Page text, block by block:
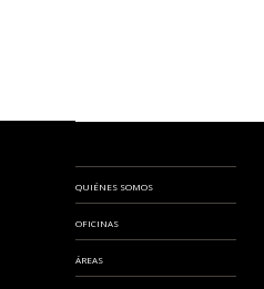
QUIÉNES SOMOS
OFICINAS
ÁREAS